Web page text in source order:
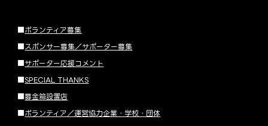
ボランティア募集
スポンサー募集／サポーター募集
サポーター応援コメント
■SPECIAL THANKS
■募金箱設置店
ボランティア／運営協力企業・学校・団体